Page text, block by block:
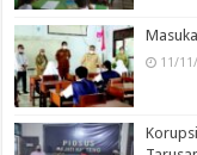
11/